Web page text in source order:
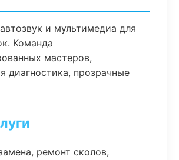
и мультимедиа для
Команда
мастеров,
диагностика, прозрачные
ремонт сколов,